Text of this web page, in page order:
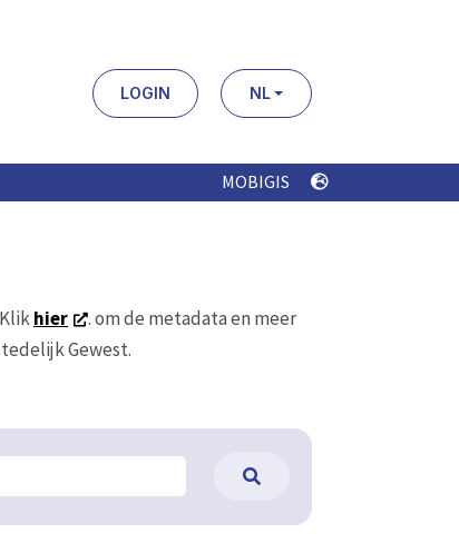
LOGIN NL
MOBIGIS
hier
. om de metadata en meer
Gewest.